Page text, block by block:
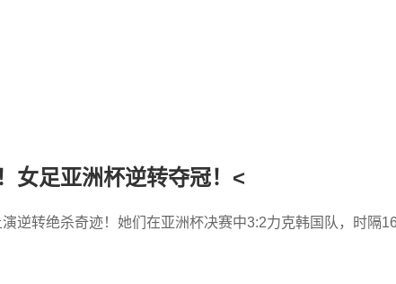
女足亚洲杯逆转夺冠！<
逆转绝杀奇迹！她们在亚洲杯决赛中3:2力克韩国队，时隔